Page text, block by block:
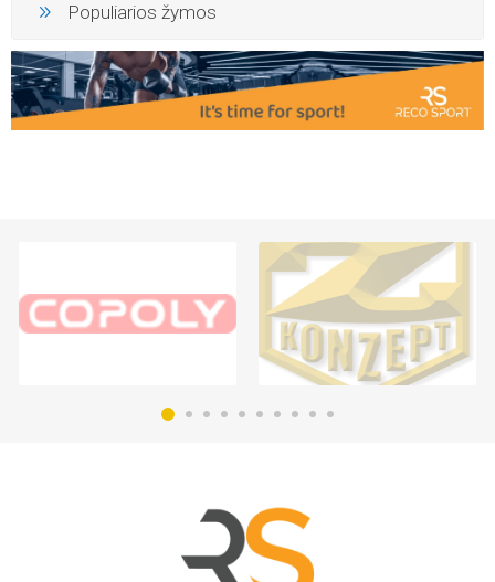
Populiarios žymos